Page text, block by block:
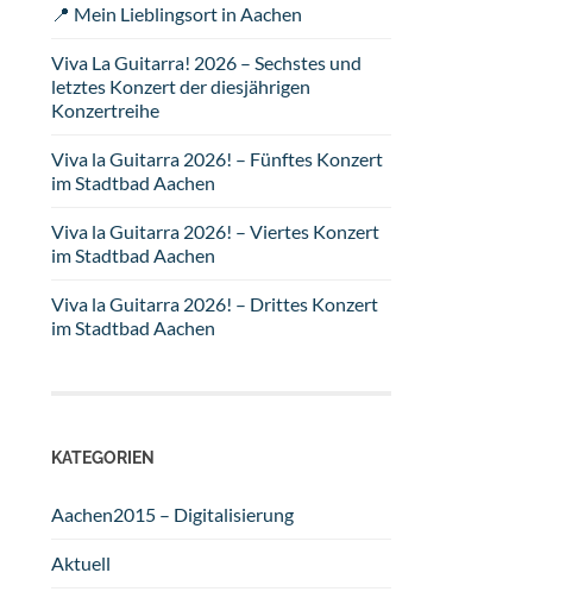
📍 Mein Lieblingsort in Aachen
Viva La Guitarra! 2026 – Sechstes und
letztes Konzert der diesjährigen
Konzertreihe
Viva la Guitarra 2026! – Fünftes Konzert
im Stadtbad Aachen
Viva la Guitarra 2026! – Viertes Konzert
im Stadtbad Aachen
Viva la Guitarra 2026! – Drittes Konzert
im Stadtbad Aachen
KATEGORIEN
Aachen2015 – Digitalisierung
Aktuell